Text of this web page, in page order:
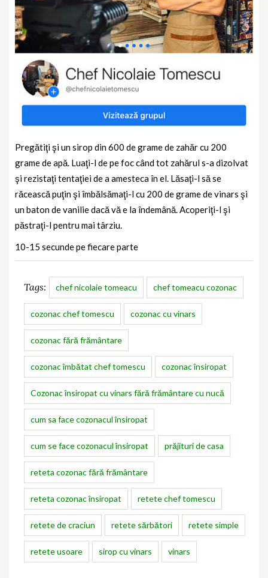
Pregătiţi şi un sirop din 600 de grame de zahăr cu 200
grame de apă. Luaţi-l de pe foc când tot zahărul s-a dizolvat
şi rezistaţi tentaţiei de a amesteca în el. Lăsaţi-l să se
răcească puţin şi îmbălsămaţi-l cu 200 de grame de vinars şi
un baton de vanilie dacă vă e la îndemână. Acoperiţi-l şi
păstraţi-l pentru mai târziu.
10-15 secunde pe fiecare parte
Tags: chef nicolaie tomeacu chef tomeacu cozonac
cozonac chef tomescu cozonac cu vinars
cozonac fără frământare
cozonac îmbătat chef tomescu cozonac însiropat
Cozonac însiropat cu vinars fără frământare cu nucă
cum sa face cozonacul însiropat
cum se face cozonacul însiropat prăjituri de casa
reteta cozonac fără frământare
reteta cozonac însiropat retete chef tomescu
retete de craciun retete sărbători retete simple
retete usoare sirop cu vinars vinars